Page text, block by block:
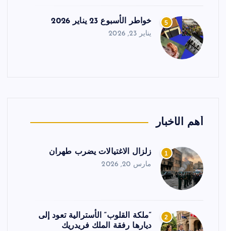
5 خواطر الأسبوع 23 يناير 2026
يناير 23, 2026
أهم الأخبار
1 زلزال الاغتيالات يضرب طهران
مارس 20, 2026
2
“ملكة القلوب” الأسترالية تعود إلى
ديارها رفقة الملك فريدريك